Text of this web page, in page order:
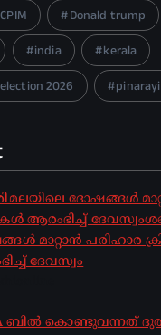
CPIM
Donald trump
india
kerala
2026
ദോഷങ്ങൾ
ആരംഭിച്ച്
മാറ്റാൻ പരിഹാര
ദേവസ്വം
ബിൽ കൊണ്ടുവന്നത്